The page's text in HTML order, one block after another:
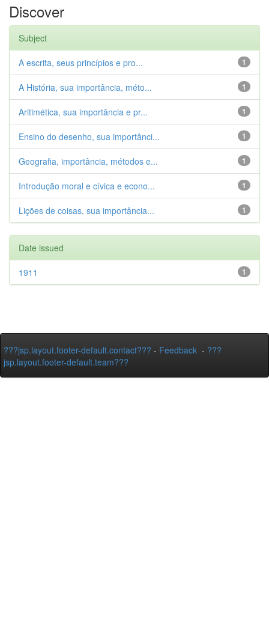
Discover
Subject
1
A escrita, seus princípios e pro...
1
A História, sua importância, méto...
1
Aritimética, sua importância e pr...
1
Ensino do desenho, sua importânci...
1
Geografia, importância, métodos e...
1
Introdução moral e cívica e econo...
1
Lições de coisas, sua importância...
Date issued
1
1911
???jsp.layout.footer-default.contact??? - Feedback - ???
jsp.layout.footer-default.team???